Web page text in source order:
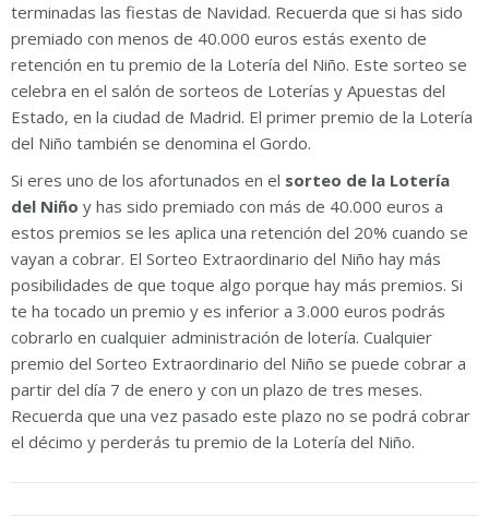
terminadas las fiestas de Navidad. Recuerda que si has sido
premiado con menos de 40.000 euros estás exento de
retención en tu premio de la Lotería del Niño. Este sorteo se
celebra en el salón de sorteos de Loterías y Apuestas del
Estado, en la ciudad de Madrid. El primer premio de la Lotería
del Niño también se denomina el Gordo.
Si eres uno de los afortunados en el sorteo de la Lotería
del Niño y has sido premiado con más de 40.000 euros a
estos premios se les aplica una retención del 20% cuando se
vayan a cobrar. El Sorteo Extraordinario del Niño hay más
posibilidades de que toque algo porque hay más premios. Si
te ha tocado un premio y es inferior a 3.000 euros podrás
cobrarlo en cualquier administración de lotería. Cualquier
premio del Sorteo Extraordinario del Niño se puede cobrar a
partir del día 7 de enero y con un plazo de tres meses.
Recuerda que una vez pasado este plazo no se podrá cobrar
el décimo y perderás tu premio de la Lotería del Niño.